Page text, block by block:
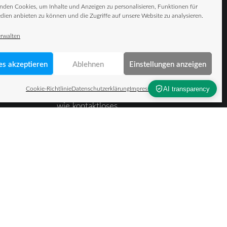
Cookies, um Inhalte und Anzeigen zu personalisieren, Funktionen für
anbieten zu können und die Zugriffe auf unsere Website zu analysieren.
akzeptieren Ablehnen Einstellungen anzeigen
Cookie-RichtlinieDatenschutzerklärungImpressum
erfolgreich gemeistert
– mit TUP und dem
Wettbewerbsvorteil
SML.BUMP – MDE-
Wechsel so einfach
wie kontaktloses